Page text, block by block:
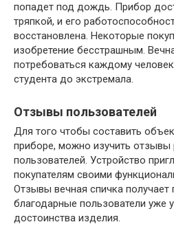
попадет под дождь. Прибор
тряпкой, и его
восстановлена. Некоторые
изобретение бесстрашным.
потребоваться каждому
студента до экстремала.
Отзывы пользователей
Для того чтобы составить
приборе, можно изучить отзывы
пользователей. Устройство
покупателям своими
Отзывы вечная спичка получает
благодарные пользователи уже
достоинства изделия.